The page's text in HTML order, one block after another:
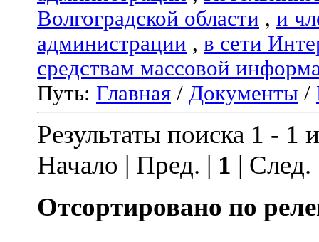
Волгоградской области , и
администрации , в сети
средствам массовой
Путь: Главная / Документы /
Результаты поиска 1 - 1
Начало | Пред. | 1 |
Отсортировано по